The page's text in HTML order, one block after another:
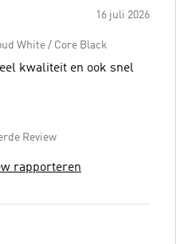
16 juli 2026
White / Core Black
kwaliteit en ook snel
Review
rapporteren